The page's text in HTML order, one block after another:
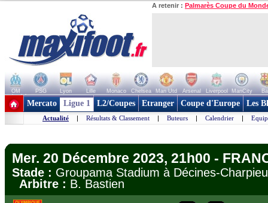
A retenir : Palmarès Coupe du
OM PSG Lyon Lille Monaco Chelsea Man Utd Arsenal Liverpool ManCity
+ de clubs
Mercato Ligue 1 L2/Coupes Etranger Coupe d'Europe Les
Actualité | Résultats & Classement | Buteurs | Calendrier |
Mer. 20 Décembre 2023, 21h00 -
Stade : Groupama Stadium à Décines-
Arbitre : B. Bastien